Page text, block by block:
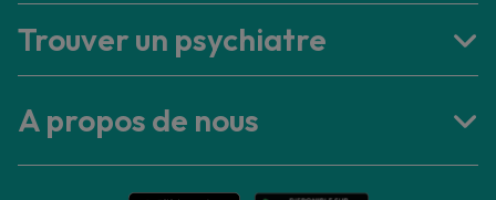
Trouver un psychiatre
A propos de nous